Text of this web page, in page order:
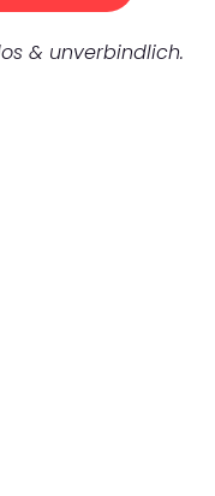
& unverbindlich.